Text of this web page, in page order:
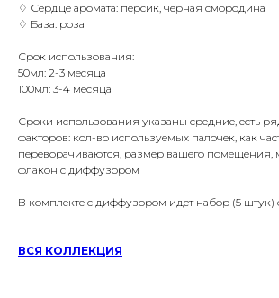
♢ Сердце аромата: персик, чёрная смородина
♢ База: роза
Срок использования:
50мл: 2-3 месяца
100мл: 3-4 месяца
Сроки использования указаны средние, есть
факторов: кол-во используемых палочек, как
переворачиваются, размер вашего помещения,
флакон с диффузором
В комплекте с диффузором идет набор (5
ВСЯ КОЛЛЕКЦИЯ